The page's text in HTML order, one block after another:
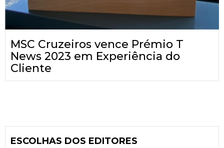
MSC Cruzeiros vence Prémio T
News 2023 em Experiência do
Cliente
ESCOLHAS DOS EDITORES